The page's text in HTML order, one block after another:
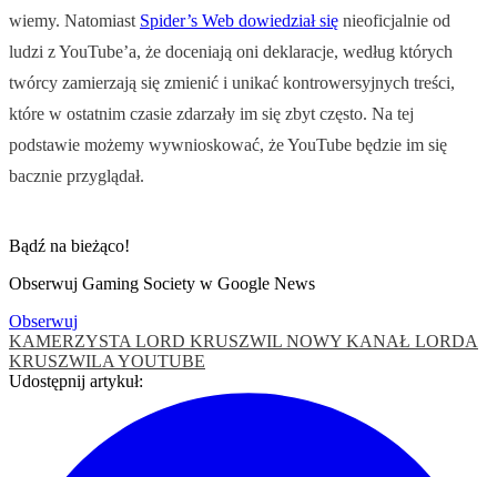
wiemy. Natomiast Spider’s Web dowiedział się nieoficjalnie od
ludzi z YouTube’a, że doceniają oni deklaracje, według których
twórcy zamierzają się zmienić i unikać kontrowersyjnych treści,
które w ostatnim czasie zdarzały im się zbyt często. Na tej
podstawie możemy wywnioskować, że YouTube będzie im się
bacznie przyglądał.
Bądź na bieżąco!
Obserwuj Gaming Society w Google News
Obserwuj
KAMERZYSTA LORD KRUSZWIL NOWY KANAŁ LORDA
KRUSZWILA YOUTUBE
Udostępnij artykuł: